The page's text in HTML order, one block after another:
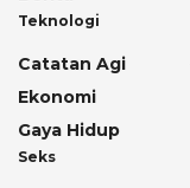
Teknologi
Catatan Agi
Ekonomi
Gaya Hidup
Seks